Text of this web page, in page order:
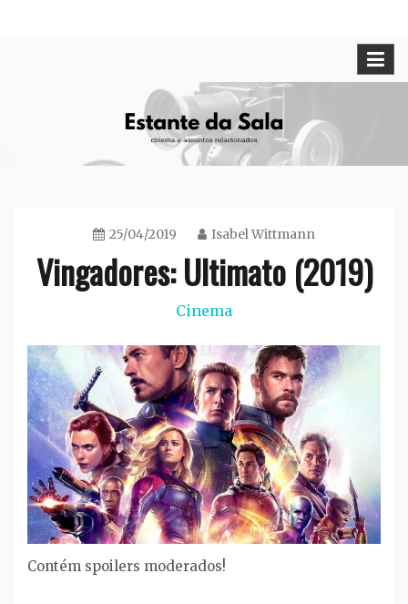
25/04/2019 Isabel Wittmann
Vingadores: Ultimato (2019)
Cinema
Contém spoilers moderados!